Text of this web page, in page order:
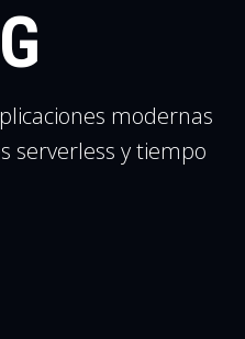
modernas
serverless y tiempo